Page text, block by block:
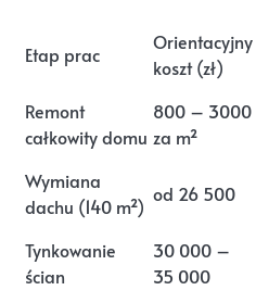
Etap prac
Orientacyjny
koszt (zł)
Remont
całkowity domu
800 – 3000
za m²
Wymiana
dachu (140 m²)
od 26 500
Tynkowanie
ścian
30 000 –
35 000